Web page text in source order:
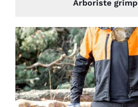
Arboriste